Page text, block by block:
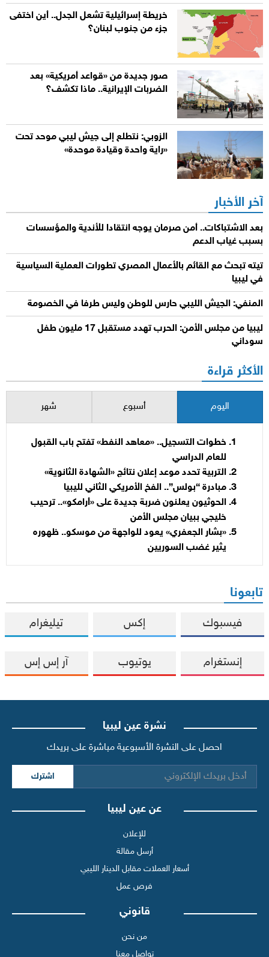
خريطة إسرائيلية تشعل الجدل.. أين اختفى
جزء من جنوب لبنان؟
صور جديدة من «قواعد أمريكية» بعد
الضربات الإيرانية.. ماذا تكشف؟
الزوبي: نتطلع إلى جيش ليبي موحد تحت
«راية واحدة وقيادة موحدة»
آخر الأخبار
بعد الاشتباكات.. أمن صرمان يوجه انتقادا للأندية والمؤسسات
بسبب غياب الدعم
تيته تبحث مع القائم بالأعمال المصري تطورات العملية السياسية
في ليبيا
المنفي: الجيش الليبي حارس للوطن وليس طرفا في الخصومة
ليبيا من مجلس الأمن: الحرب تهدد مستقبل 17 مليون طفل
سوداني
الأكثر قراءة
اليوم أسبوع شهر
خطوات التسجيل.. «معاهد النفط» تفتح باب القبول
للعام الدراسي
التربية تحدد موعد إعلان نتائج «الشهادة الثانوية»
مبادرة “بولس”.. الفخ الأمريكي الثاني لليبيا
الحوثيون يعلنون ضربة جديدة على «أرامكو».. ترحيب
خليجي ببيان مجلس الأمن
«بشار الجعفري» يعود للواجهة من موسكو.. ظهوره
يثير غضب السوريين
تابعونا
فيسبوك إكس تيليغرام
إنستغرام يوتيوب آر إس إس
نشرة عين ليبيا
احصل على النشرة الأسبوعية مباشرة على بريدك
اشترك
عن عين ليبيا
للإعلان
أرسل مقالة
أسعار العملات مقابل الدينار الليبي
فرص عمل
قانوني
من نحن
تواصل معنا